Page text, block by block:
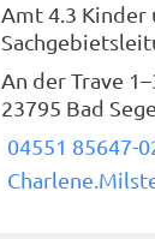
Amt 4.3 Kinder
An der Trave
23795 Bad
04551 85647-